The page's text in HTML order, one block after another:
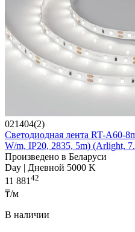
021404(2)
Светодиодная лента RT-A60-
W/m, IP20, 2835, 5m) (Arlight,
Произведено в Беларуси
Day | Дневной 5000 K
11 881 42
₸/м
В наличии